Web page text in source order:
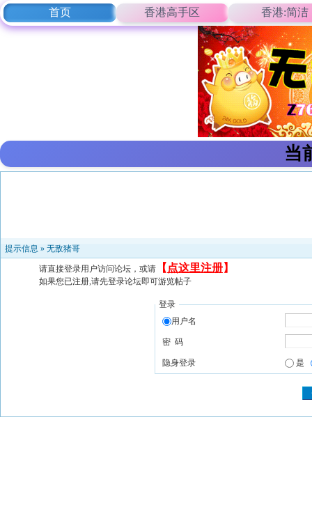
首页 香港高手区 香港:简洁
当
提示信息 » 无敌猪哥
请直接登录用户访问论坛，或请 【 点这里注册】
如果您已注册,请先登录论坛即可游览帖子
登录
用户名
密 码
隐身登录 是